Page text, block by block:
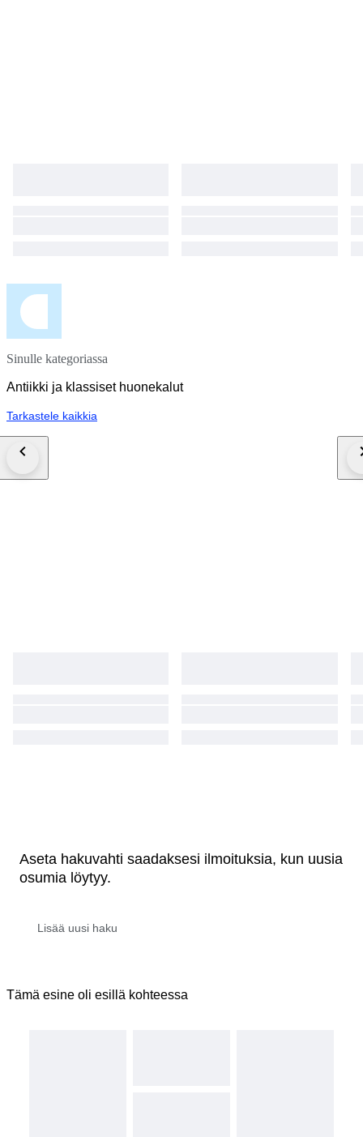
Sinulle kategoriassa
Antiikki ja klassiset huonekalut
Tarkastele kaikkia
Aseta hakuvahti saadaksesi ilmoituksia, kun uusia
osumia löytyy.
Tämä esine oli esillä kohteessa